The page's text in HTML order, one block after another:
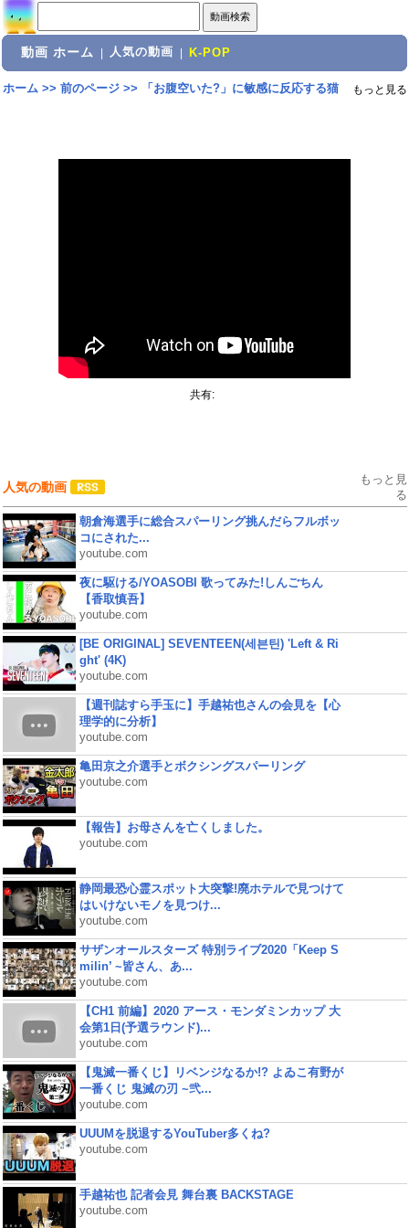
動画 ホーム 人気の動画 K-POP
ホーム>> 前のページ>> 「お腹空いた?」に敏感に反応する猫 もっと見る
共有:
人気の動画
もっと見
る
朝倉海選手に総合スパーリング挑んだらフルボッ
コにされた...
youtube.com
夜に駆ける/YOASOBI 歌ってみた!しんごちん
【香取慎吾】
youtube.com
[BE ORIGINAL] SEVENTEEN(세븐틴) 'Left & Ri
ght' (4K)
youtube.com
【週刊誌すら手玉に】手越祐也さんの会見を【心
理学的に分析】
youtube.com
亀田京之介選手とボクシングスパーリング
youtube.com
【報告】お母さんを亡くしました。
youtube.com
静岡最恐心霊スポット大突撃!廃ホテルで見つけて
はいけないモノを見つけ...
youtube.com
サザンオールスターズ 特別ライブ2020「Keep S
milin’ ~皆さん、あ...
youtube.com
【CH1 前編】2020 アース・モンダミンカップ 大
会第1日(予選ラウンド)...
youtube.com
【鬼滅一番くじ】リベンジなるか!? よゐこ有野が
一番くじ 鬼滅の刃 ~弐...
youtube.com
UUUMを脱退するYouTuber多くね?
youtube.com
手越祐也 記者会見 舞台裏 BACKSTAGE
youtube.com